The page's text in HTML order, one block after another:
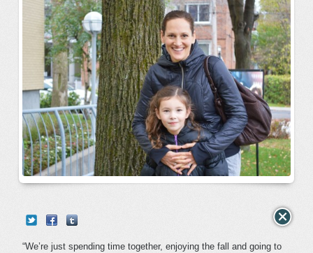
“We’re just spending time together, enjoying the fall and going to